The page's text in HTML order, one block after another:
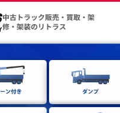
中古トラック販売・買取・架
修・架装のリトラス